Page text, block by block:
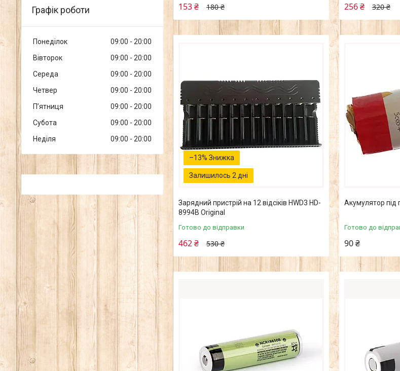
180 ₴
153 ₴ 320 ₴
256 ₴
–13%
Залишилось 2 дні
Зарядний пристрій на 12 відсіків HWD3 HD-
8994B Original
Готово до відправки
530 ₴
462 ₴
Акумулятор під
Готово до
90 ₴
Графік роботи
Понеділок 09:00
20:00
Вівторок
09:00
20:00
Середа
09:00
20:00
Четвер
09:00
20:00
Пʼятниця
09:00
20:00
Субота
09:00
20:00
Неділя
09:00 20:00